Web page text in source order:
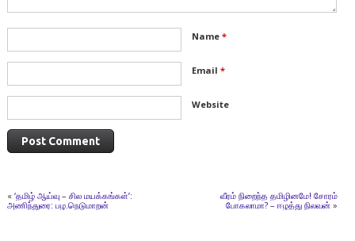
Name *
Email *
Website
« ‘தமிழ் ஆய்வு – சில மயக்கங்கள்’:
அணிந்துரை: பழ.நெடுமாறன்
வீரம் நிறைந்த தமிழினமே! சோரம்
போகலாமா? – ஈழத்து நிலவன் »